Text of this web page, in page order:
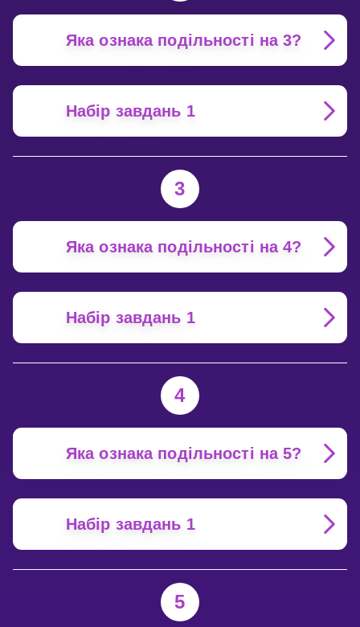
Яка ознака подільності на 3?
Набір завдань 1
3
Яка ознака подільності на 4?
Набір завдань 1
4
Яка ознака подільності на 5?
Набір завдань 1
5